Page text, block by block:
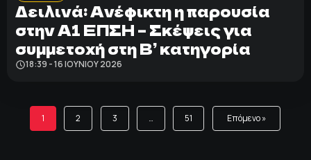
Δειλινά: Ανέφικτη η παρουσία
στην Α1 ΕΠΣΗ – Σκέψεις για
συμμετοχή στη Β’ κατηγορία
18:39 - 16 ΙΟΥΝΊΟΥ 2026
1 2 3 … 51 Επόμενο »